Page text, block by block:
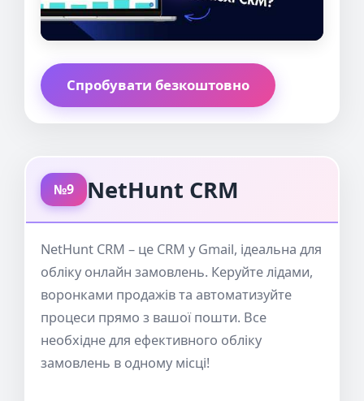
Спробувати безкоштовно
№9 NetHunt CRM
NetHunt CRM – це CRM у Gmail, ідеальна для
обліку онлайн замовлень. Керуйте лідами,
воронками продажів та автоматизуйте
процеси прямо з вашої пошти. Все
необхідне для ефективного обліку
замовлень в одному місці!